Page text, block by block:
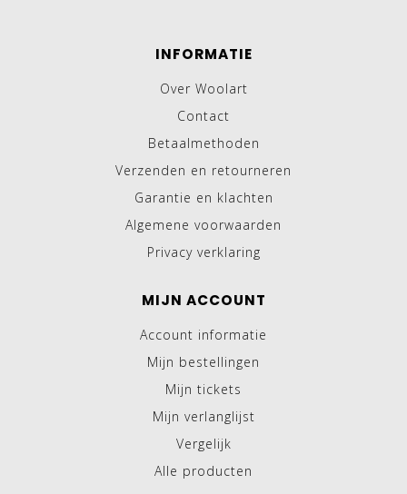
INFORMATIE
Over Woolart
Contact
Betaalmethoden
Verzenden en retourneren
Garantie en klachten
Algemene voorwaarden
Privacy verklaring
MIJN ACCOUNT
Account informatie
Mijn bestellingen
Mijn tickets
Mijn verlanglijst
Vergelijk
Alle producten